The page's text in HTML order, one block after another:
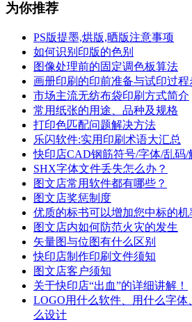
为你推荐
PS版提墨,烘版,晒版注意事项
如何识别印版的色别
图像处理前的固定调色板算法
画册印刷的印前准备与试印过程
市场主流无纺布袋印刷方式简介
常用纸张的用途、品种及规格
打印色匹配问题解决方法
乐闪软件:实用印刷术语大汇总
快印店CAD钢筋符号/字体/乱码/
SHX字体文件丢失怎么办？
图文店常用软件都有哪些？
图文店奖惩制度
优质的标书可以增加您中标的机
图文店内如何防范火灾的发生
矢量图与位图有什么区别
快印店制作印刷文件须知
图文店客户须知
关于快印店“出血”的详细讲解！
LOGO用什么软件、用什么字体
么设计